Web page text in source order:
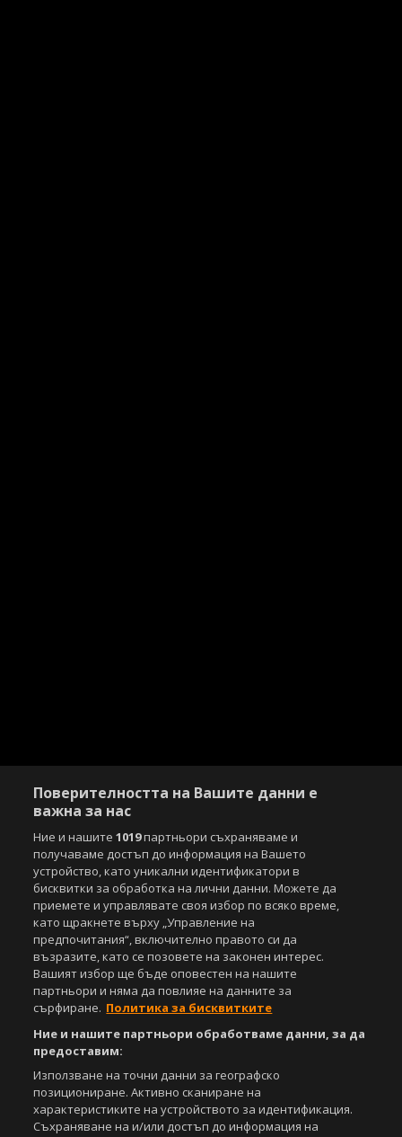
Поверителността на Вашите данни е
важна за нас
Ние и нашите1019партньори съхраняваме и
получаваме достъп до информация на Вашето
устройство, като уникални идентификатори в
бисквитки за обработка на лични данни. Можете да
приемете и управлявате своя избор по всяко време,
като щракнете върху „Управление на
предпочитания“, включително правото си да
възразите, като се позовете на законен интерес.
Вашият избор ще бъде оповестен на нашите
партньори и няма да повлияе на данните за
сърфиране. Политика за бисквитките
Ние и нашите партньори обработваме данни, за да
предоставим:
Използване на точни данни за географско
позициониране. Активно сканиране на
характеристиките на устройството за идентификация.
Съхраняване на и/или достъп до информация на